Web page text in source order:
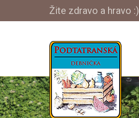
Žite zdravo a hravo :)